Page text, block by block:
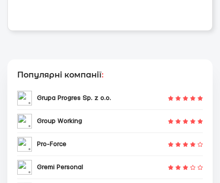
Популярні компанії:
Grupa Progres Sp. z o.o.
Group Working
Pro-Force
Gremi Personal